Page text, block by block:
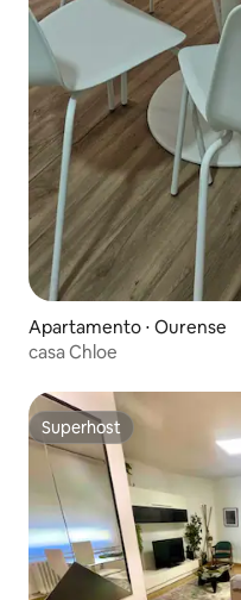
Apartamento ⋅ Ourense
casa Chloe
Superhost
Superhost